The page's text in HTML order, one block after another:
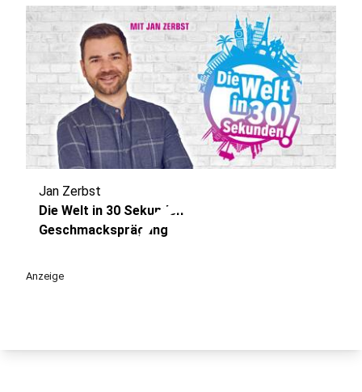
play_circle
Jan Zerbst
Die Welt in 30 Sekunden –
Geschmacksprägung
Anzeige